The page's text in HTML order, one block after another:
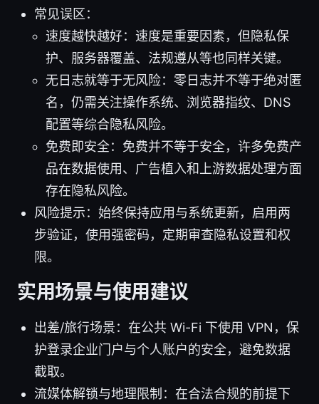
常见误区：
速度越快越好：速度是重要因素，但隐私保
护、服务器覆盖、法规遵从等也同样关键。
无日志就等于无风险：零日志并不等于绝对匿
名，仍需关注操作系统、浏览器指纹、DNS
配置等综合隐私风险。
免费即安全：免费并不等于安全，许多免费产
品在数据使用、广告植入和上游数据处理方面
存在隐私风险。
风险提示：始终保持应用与系统更新，启用两
步验证，使用强密码，定期审查隐私设置和权
限。
实用场景与使用建议
出差/旅行场景：在公共 Wi-Fi 下使用 VPN，保
护登录企业门户与个人账户的安全，避免数据
截取。
流媒体解锁与地理限制：在合法合规的前提下